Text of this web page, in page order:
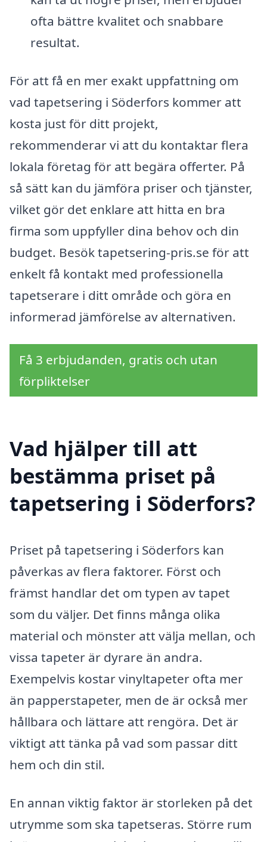
ofta bättre kvalitet och snabbare
resultat.
För att få en mer exakt uppfattning om
vad tapetsering i Söderfors kommer att
kosta just för ditt projekt,
rekommenderar vi att du kontaktar flera
lokala företag för att begära offerter. På
så sätt kan du jämföra priser och tjänster,
vilket gör det enklare att hitta en bra
firma som uppfyller dina behov och din
budget. Besök tapetsering-pris.se för att
enkelt få kontakt med professionella
tapetserare i ditt område och göra en
informerad jämförelse av alternativen.
Få 3 erbjudanden, gratis och utan
förpliktelser
Vad hjälper till att
bestämma priset på
tapetsering i Söderfors?
Priset på tapetsering i Söderfors kan
påverkas av flera faktorer. Först och
främst handlar det om typen av tapet
som du väljer. Det finns många olika
material och mönster att välja mellan, och
vissa tapeter är dyrare än andra.
Exempelvis kostar vinyltapeter ofta mer
än papperstapeter, men de är också mer
hållbara och lättare att rengöra. Det är
viktigt att tänka på vad som passar ditt
hem och din stil.
En annan viktig faktor är storleken på det
utrymme som ska tapetseras. Större rum